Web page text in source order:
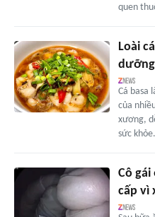
quen
Loài
Cá basa
của
xương,
sức khỏe.
Cô gái
cấp vì